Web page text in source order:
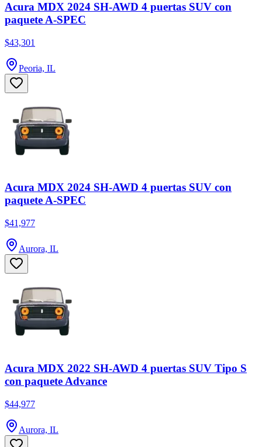
Acura MDX 2024 SH-AWD 4 puertas SUV con
paquete A-SPEC
$43,301
Peoria, IL
Acura MDX 2024 SH-AWD 4 puertas SUV con
paquete A-SPEC
$41,977
Aurora, IL
Acura MDX 2022 SH-AWD 4 puertas SUV Tipo S
con paquete Advance
$44,977
Aurora, IL